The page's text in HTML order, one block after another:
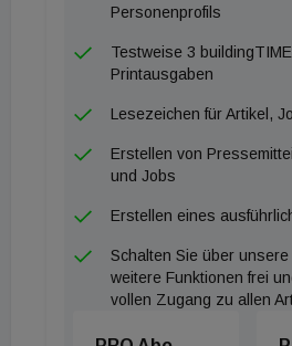
Personenprofils
Testweise 3
Printausgaben
Lesezeichen für Artikel,
Erstellen von
und Jobs
Erstellen eines
Schalten Sie über unsere
weitere Funktionen frei
vollen Zugang zu allen